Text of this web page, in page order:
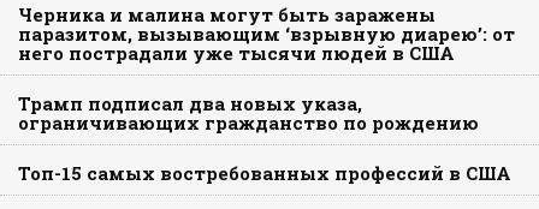
Черника и малина могут быть заражены
паразитом, вызывающим ‘взрывную диарею’: от
него пострадали уже тысячи людей в США
Трамп подписал два новых указа,
ограничивающих гражданство по рождению
Топ-15 самых востребованных профессий в США